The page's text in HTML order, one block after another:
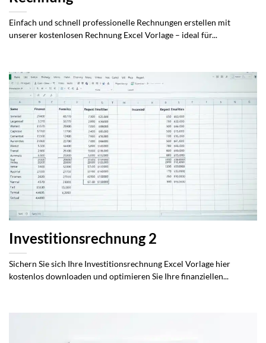
Einfach und schnell professionelle Rechnungen erstellen mit
unserer kostenlosen Rechnung Excel Vorlage – ideal für...
Investitionsrechnung 2
Sichern Sie sich Ihre Investitionsrechnung Excel Vorlage hier
kostenlos downloaden und optimieren Sie Ihre finanziellen...